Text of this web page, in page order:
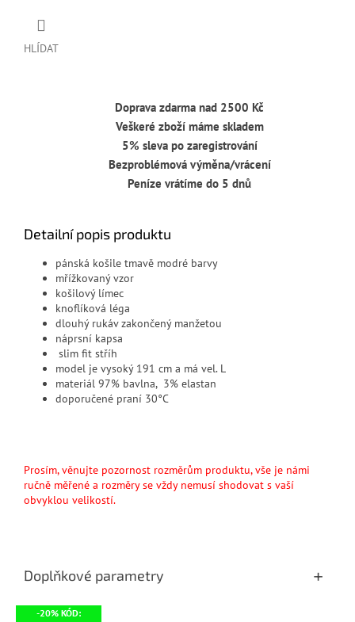
HLÍDAT
Doprava zdarma nad 2500 Kč
Veškeré zboží máme skladem
5% sleva po zaregistrování
Bezproblémová výměna/vrácení
Peníze vrátíme do 5 dnů
Detailní popis produktu
pánská košile tmavě modré barvy
mřížkovaný vzor
košilový límec
knoflíková léga
dlouhý rukáv zakončený manžetou
náprsní kapsa
slim fit stříh
model je vysoký 191 cm a má vel. L
materiál 97% bavlna, 3% elastan
doporučené praní 30°C
Prosím, věnujte pozornost rozměrům produktu, vše je námi
ručně měřené a rozměry se vždy nemusí shodovat s vaší
obvyklou velikostí.
Doplňkové parametry
-20% KÓD: